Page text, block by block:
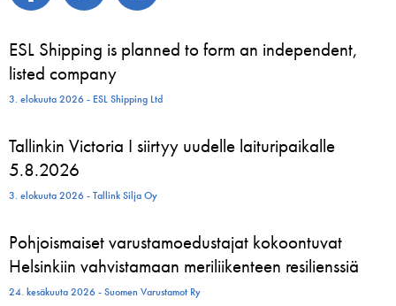
ESL Shipping is planned to form an independent,
listed company
3. elokuuta 2026 - ESL Shipping Ltd
Tallinkin Victoria I siirtyy uudelle laituripaikalle
5.8.2026
3. elokuuta 2026 - Tallink Silja Oy
Pohjoismaiset varustamoedustajat kokoontuvat
Helsinkiin vahvistamaan meriliikenteen resilienssiä
24. kesäkuuta 2026 - Suomen Varustamot Ry